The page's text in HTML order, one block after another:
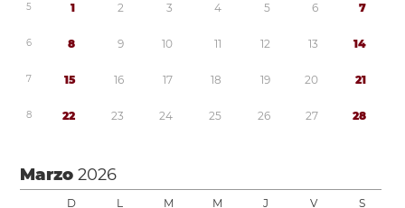
5 1 2 3 4 5 6 7
6 8 9 10 11 12 13 14
7 15 16 17 18 19 20 21
8 22 23 24 25 26 27 28
Marzo2026
D L M M J V S